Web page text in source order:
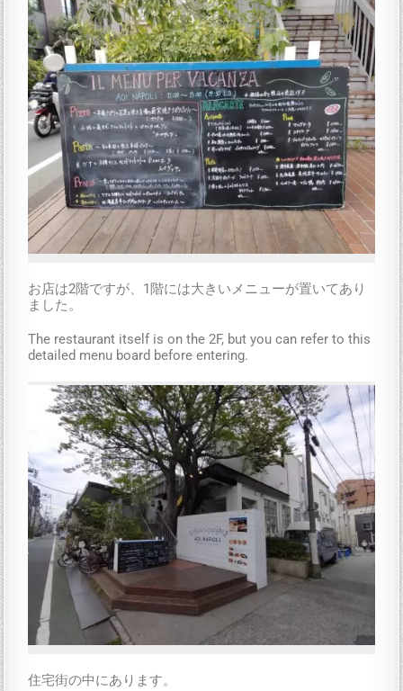
お店は2階ですが、1階には大きいメニューが置いてあり
ました。
The restaurant itself is on the 2F, but you can refer to this
detailed menu board before entering.
住宅街の中にあります。